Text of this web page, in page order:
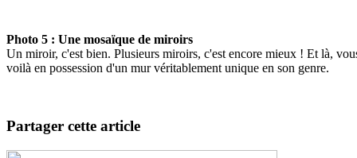
Photo 5 : Une mosaïque de miroirs
Un miroir, c'est bien. Plusieurs miroirs, c'est encore mieux ! Et là,
voilà en possession d'un mur véritablement unique en son genre.
Partager cette article